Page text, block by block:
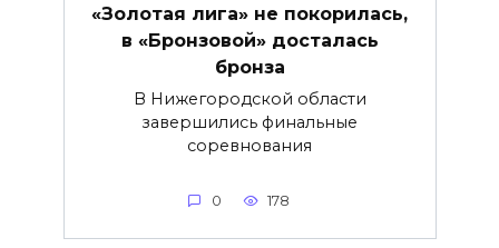
«Золотая лига» не покорилась,
в «Бронзовой» досталась
бронза
В Нижегородской области
завершились финальные
соревнования
0 178